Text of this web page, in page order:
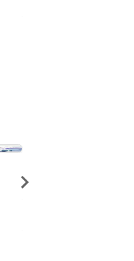
Enzo Maia Springer